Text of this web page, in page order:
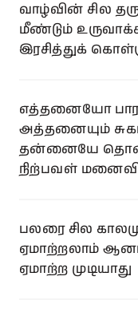
வாழ்வின் சில
மீண்டும்
இரசித்துக்
எத்தனையோ
அத்தனையும்
தன்னையே
நிற்பவள் மனைவி
பலரை சில
ஏமாற்றலாம்
ஏமாற்ற முடியாது